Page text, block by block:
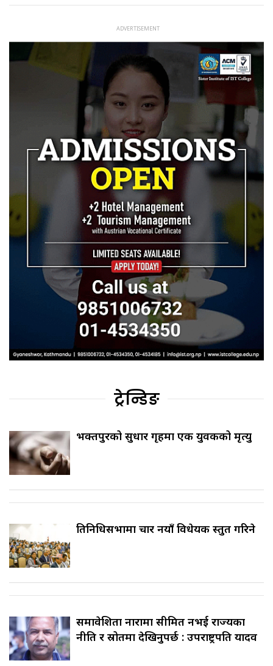
ट्रेन्डिङ
भक्तपुरको सुधार गृहमा एक युवकको मृत्यु
प्रतिनिधिसभामा चार नयाँ विधेयक प्रस्तुत गरिने
समावेशिता नारामा सीमित नभई राज्यका
नीति र स्रोतमा देखिनुपर्छ : उपराष्ट्रपति यादव